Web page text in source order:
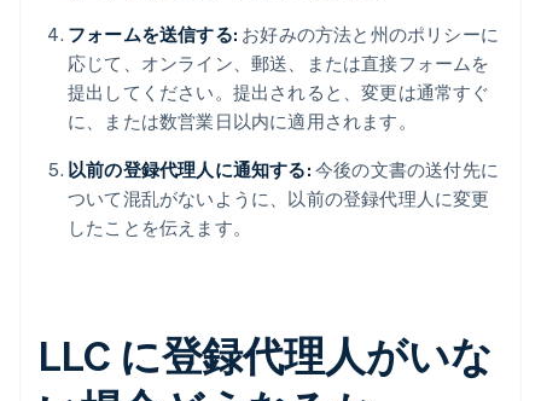
フォームを送信する: お好みの方法と州のポリシーに
応じて、オンライン、郵送、または直接フォームを
提出してください。提出されると、変更は通常すぐ
に、または数営業日以内に適用されます。
以前の登録代理人に通知する: 今後の文書の送付先に
ついて混乱がないように、以前の登録代理人に変更
したことを伝えます。
LLC に登録代理人がいな